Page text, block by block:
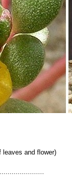
and flower)